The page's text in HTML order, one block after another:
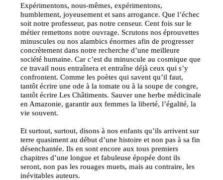
Expérimentons, nous-mêmes, expérimentons,
humblement, joyeusement et sans arrogance. Que l’échec
soit notre professeur, pas notre censeur. Cent fois sur le
métier remettons notre ouvrage. Scrutons nos éprouvettes
minuscules ou nos alambics énormes afin de progresser
concrètement dans notre recherche d’une meilleure
société humaine. Car c’est du minuscule au cosmique que
ce travail nous entraînera et entraîne déjà ceux qui s’y
confrontent. Comme les poètes qui savent qu’il faut,
tantôt écrire une ode à la tomate ou à la soupe de congre,
tantôt écrire Les Châtiments. Sauver une herbe médicinale
en Amazonie, garantir aux femmes la liberté, l’égalité, la
vie souvent.
Et surtout, surtout, disons à nos enfants qu’ils arrivent sur
terre quasiment au début d’une histoire et non pas à sa fin
désenchantée. Ils en sont encore aux tous premiers
chapitres d’une longue et fabuleuse épopée dont ils
seront, non pas les rouages muets, mais au contraire, les
inévitables auteurs.